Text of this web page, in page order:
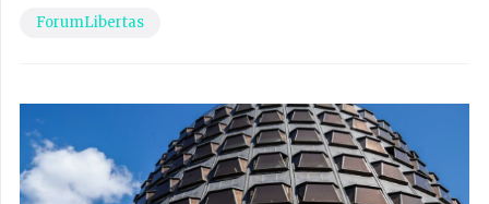
ForumLibertas